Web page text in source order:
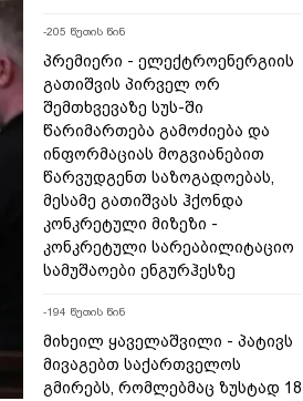
-205 წუთის წინ
პრემიერი - ელექტროენერგიის
გათიშვის პირველ ორ
შემთხვევაზე სუს-ში
წარიმართება გამოძიება და
ინფორმაციას მოგვიანებით
წარვუდგენთ საზოგადოებას,
მესამე გათიშვას ჰქონდა
კონკრეტული მიზეზი -
კონკრეტული სარეაბილიტაციო
სამუშაოები ენგურჰესზე
-194 წუთის წინ
მიხეილ ყაველაშვილი - პატივს
მივაგებთ საქართველოს
გმირებს, რომლებმაც ზუსტად 18